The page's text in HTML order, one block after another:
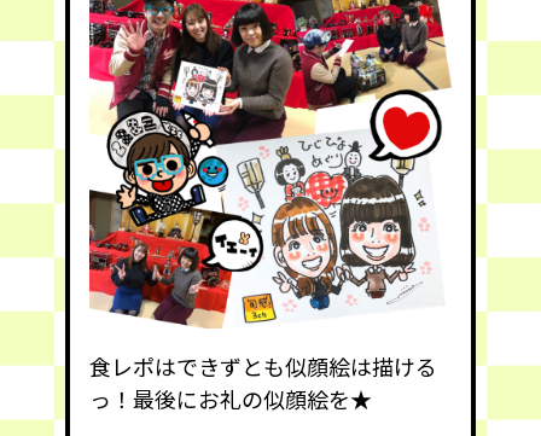
食レポはできずとも似顔絵は描ける
っ！最後にお礼の似顔絵を★